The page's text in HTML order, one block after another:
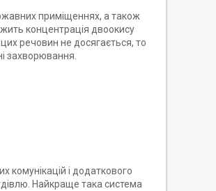
приміщеннях, а також
концентрація двоокису
речовин не досягається, то
захворювання.
і додаткового
Найкраще така система